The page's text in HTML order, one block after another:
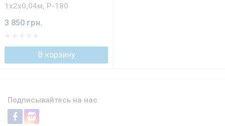
1х2х0,04м, Р-180
3 850 грн.
В корзину
Подписывайтесь на нас